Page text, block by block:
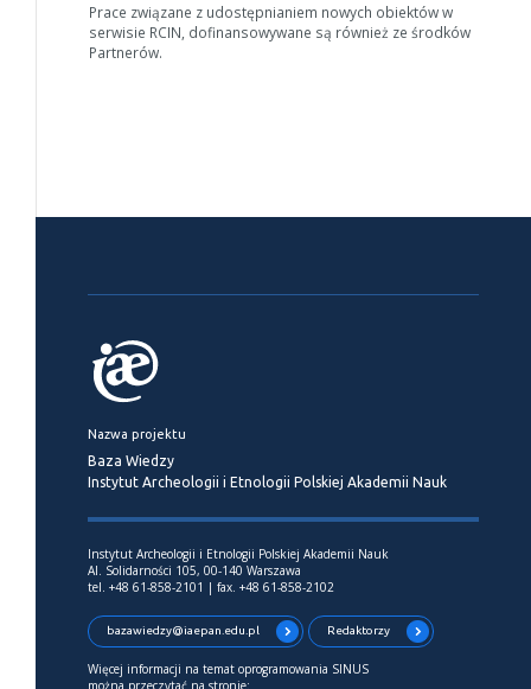
Prace związane z udostępnianiem nowych obiektów w
serwisie RCIN, dofinansowywane są również ze środków
Partnerów.
Nazwa projektu
Baza Wiedzy
Instytut Archeologii i Etnologii Polskiej Akademii Nauk
Instytut Archeologii i Etnologii Polskiej Akademii Nauk
Al. Solidarności 105, 00-140 Warszawa
tel. +48 61-858-2101 | fax. +48 61-858-2102
bazawiedzy@iaepan.edu.pl Redaktorzy
Więcej informacji na temat oprogramowania SINUS
można przeczytać na stronie: